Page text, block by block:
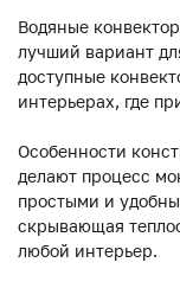
Водяные
лучший вариант
доступные
интерьерах, где
Особенности
делают процесс
простыми и
скрывающая
любой интерьер.